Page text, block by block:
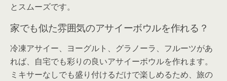
とスムーズです。
家でも似た雰囲気のアサイーボウルを作れる？
冷凍アサイー、ヨーグルト、グラノーラ、フルーツがあ
れば、自宅でも彩りの良いアサイーボウルを作れます。
ミキサーなしでも盛り付けるだけで楽しめるため、旅の